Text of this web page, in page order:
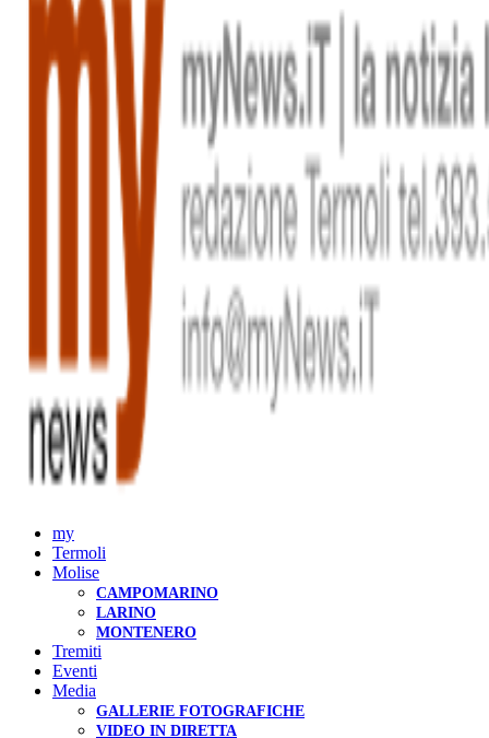
my
Termoli
Molise
CAMPOMARINO
LARINO
MONTENERO
Tremiti
Eventi
Media
GALLERIE FOTOGRAFICHE
VIDEO IN DIRETTA